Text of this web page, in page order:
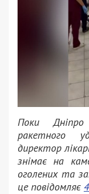
Поки Дніпро
ракетного
директор
знімає на
оголених та
це повідомляє